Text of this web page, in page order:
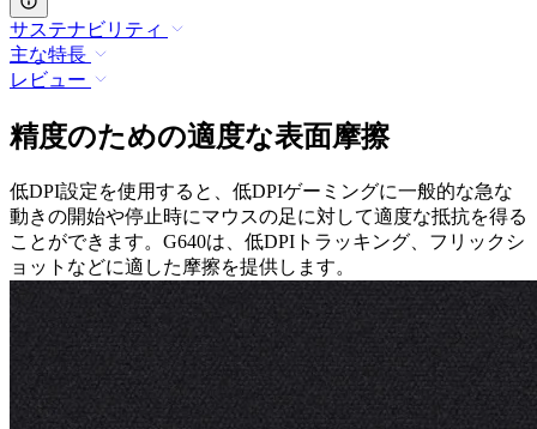
サステナビリティ
主な特長
レビュー
精度のための適度な表面摩擦
低DPI設定を使用すると、低DPIゲーミングに一般的な急な
動きの開始や停止時にマウスの足に対して適度な抵抗を得る
ことができます。G640は、低DPIトラッキング、フリックシ
ョットなどに適した摩擦を提供します。